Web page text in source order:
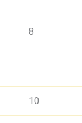
8
10